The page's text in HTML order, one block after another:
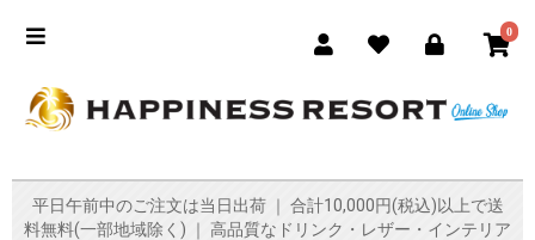
0
平日午前中のご注文は当日出荷 ｜ 合計10,000円(税込)以上で送
料無料(一部地域除く) ｜ 高品質なドリンク・レザー・インテリア